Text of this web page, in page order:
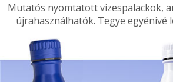
Mutatós nyomtatott vizespalackok,
újrahasználhatók. Tegye egyénivé